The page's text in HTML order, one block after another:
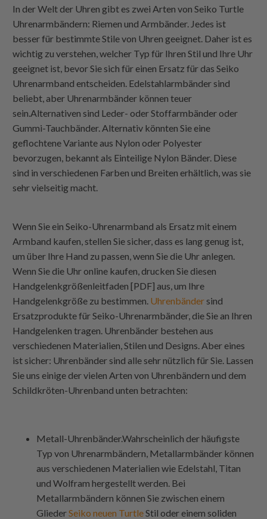
In der Welt der Uhren gibt es zwei Arten von Seiko Turtle
Uhrenarmbändern: Riemen und Armbänder. Jedes ist
besser für bestimmte Stile von Uhren geeignet. Daher ist es
wichtig zu verstehen, welcher Typ für Ihren Stil und Ihre Uhr
geeignet ist, bevor Sie sich für einen Ersatz für das Seiko
Uhrenarmband entscheiden. Edelstahlarmbänder sind
beliebt, aber Uhrenarmbänder können teuer
sein.Alternativen sind Leder- oder Stoffarmbänder oder
Gummi-Tauchbänder. Alternativ könnten Sie eine
geflochtene Variante aus Nylon oder Polyester
bevorzugen, bekannt als Einteilige Nylon Bänder. Diese
sind in verschiedenen Farben und Breiten erhältlich, was sie
sehr vielseitig macht.
Wenn Sie ein Seiko-Uhrenarmband als Ersatz mit einem
Armband kaufen, stellen Sie sicher, dass es lang genug ist,
um über Ihre Hand zu passen, wenn Sie die Uhr anlegen.
Wenn Sie die Uhr online kaufen, drucken Sie diesen
Handgelenkgrößenleitfaden [PDF] aus, um Ihre
Handgelenkgröße zu bestimmen. Uhrenbänder sind
Ersatzprodukte für Seiko-Uhrenarmbänder, die Sie an Ihren
Handgelenken tragen. Uhrenbänder bestehen aus
verschiedenen Materialien, Stilen und Designs. Aber eines
ist sicher: Uhrenbänder sind alle sehr nützlich für Sie. Lassen
Sie uns einige der vielen Arten von Uhrenbändern und dem
Schildkröten-Uhrenband unten betrachten:
Metall-Uhrenbänder.Wahrscheinlich der häufigste
Typ von Uhrenarmbändern, Metallarmbänder können
aus verschiedenen Materialien wie Edelstahl, Titan
und Wolfram hergestellt werden. Bei
Metallarmbändern können Sie zwischen einem
GliederSeiko neuen Turtle Stil oder einem soliden